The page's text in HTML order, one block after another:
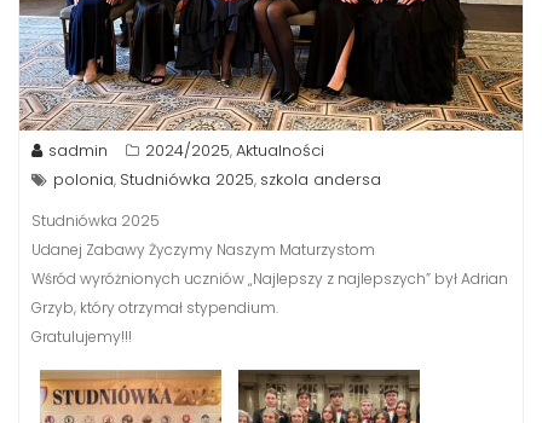
sadmin 2024/2025,Aktualności
polonia, Studniówka 2025, szkola andersa
Studniówka 2025
Udanej Zabawy Życzymy Naszym Maturzystom
Wśród wyróżnionych uczniów „Najlepszy z najlepszych” był Adrian
Grzyb, który otrzymał stypendium.
Gratulujemy!!!